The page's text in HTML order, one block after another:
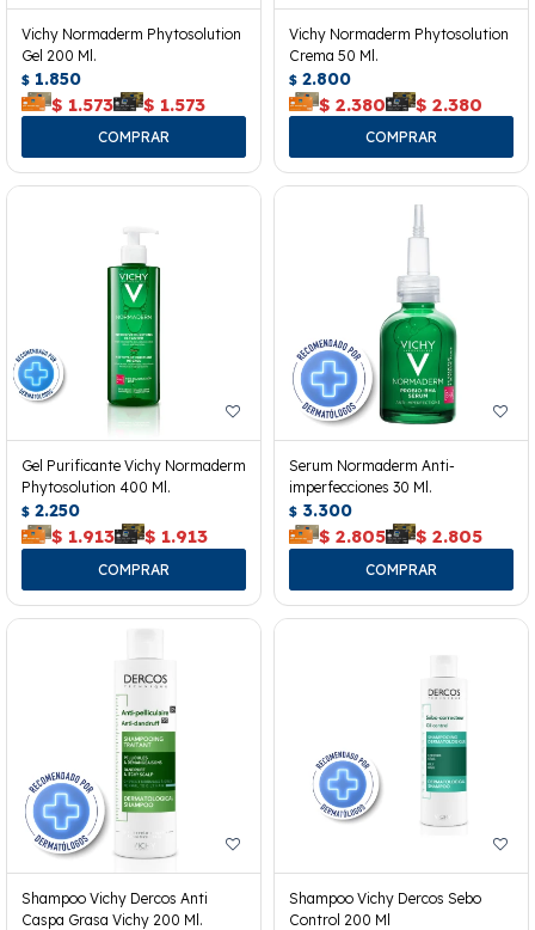
Vichy Normaderm Phytosolution
Gel 200 Ml.
$ 1.850
$ 1.573 $ 1.573
Vichy Normaderm Phytosolution
Crema 50 Ml.
$ 2.800
$ 2.380 $ 2.380
Gel Purificante Vichy Normaderm
Phytosolution 400 Ml.
$ 2.250
$ 1.913 $ 1.913
Serum Normaderm Anti-
imperfecciones 30 Ml.
$ 3.300
$ 2.805 $ 2.805
Shampoo Vichy Dercos Anti
Caspa Grasa Vichy 200 Ml.
Shampoo Vichy Dercos Sebo
Control 200 Ml